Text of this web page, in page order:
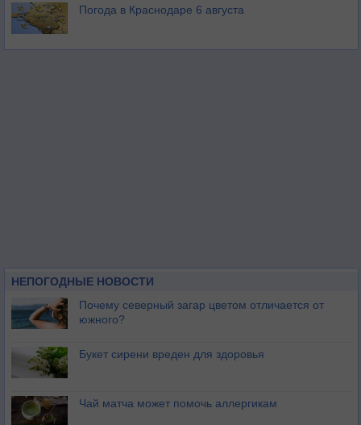
Погода в Краснодаре 6 августа
НЕПОГОДНЫЕ НОВОСТИ
Почему северный загар цветом отличается от
южного?
Букет сирени вреден для здоровья
Чай матча может помочь аллергикам